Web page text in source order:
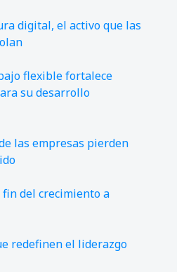
digital, el activo que las
flexible fortalece
su desarrollo
las empresas pierden
del crecimiento a
redefinen el liderazgo